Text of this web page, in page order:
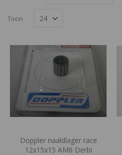
Toon
Doppler naaldlager race
12x15x15 AM6 Derbi